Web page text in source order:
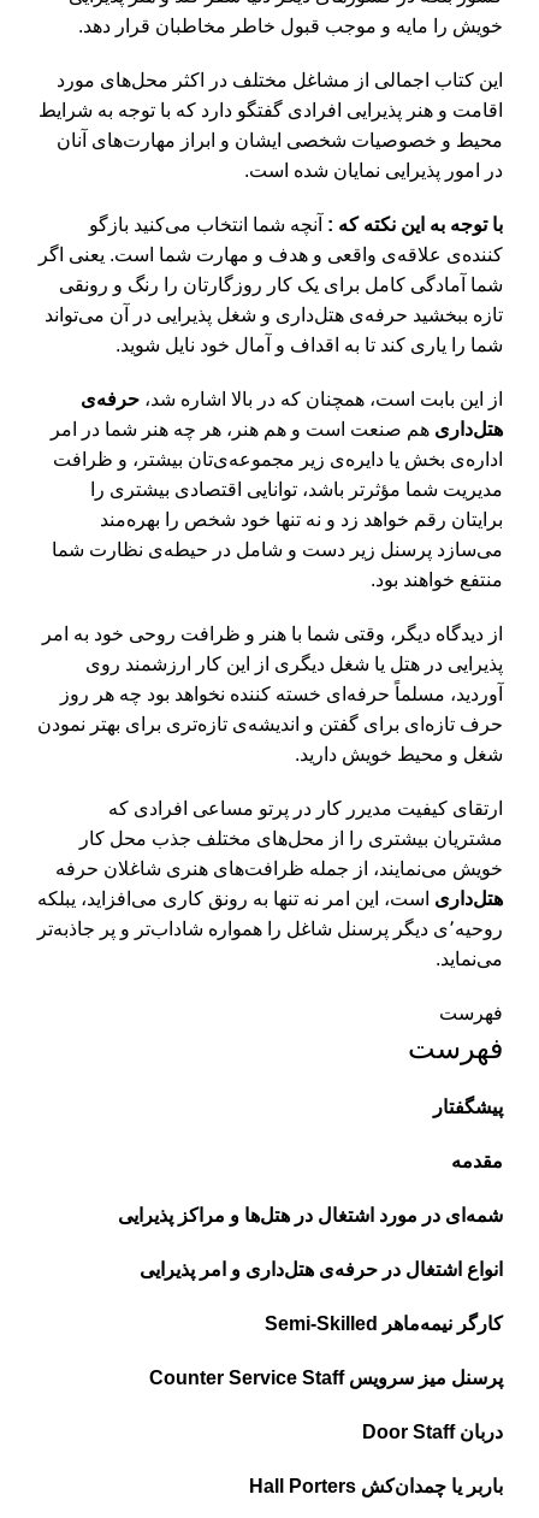
خویش را مایه و موجب قبول خاطر مخاطبان قرار دهد.
این کتاب اجمالی از مشاغل مختلف در اکثر محل‌های مورد
اقامت و هنر پذیرایی افرادی گفتگو دارد که با توجه به شرایط
محیط و خصوصیات شخصی ایشان و ابراز مهارت‌های آنان
در امور پذیرایی نمایان شده است.
با توجه به این نکته که : آنچه شما انتخاب می‌کنید بازگو
کننده‌ی علاقه‌ی واقعی و هدف و مهارت شما است. یعنی اگر
شما آمادگی کامل برای یک کار روزگارتان را رنگ و رونقی
تازه ببخشید حرفه‌ی هتل‌داری و شغل پذیرایی در آن می‌تواند
شما را یاری کند تا به اقداف و آمال خود نایل شوید.
از این بابت است، همچنان که در بالا اشاره شد، حرفه‌ی
هتل‌داری هم صنعت است و هم هنر، هر چه هنر شما در امر
اداره‌ی بخش یا دایره‌ی زیر مجموعه‌ی‌تان بیشتر، و ظرافت
مدیریت شما مؤثرتر باشد، توانایی اقتصادی بیشتری را
برایتان رقم خواهد زد و نه تنها خود شخص را بهره‌مند
می‌سازد پرسنل زیر دست و شامل در حیطه‌ی نظارت شما
منتفع خواهند بود.
از دیدگاه دیگر، وقتی شما با هنر و ظرافت روحی خود به امر
پذیرایی در هتل یا شغل دیگری از این کار ارزشمند روی
آوردید، مسلماً حرفه‌ای خسته کننده نخواهد بود چه هر روز
حرف تازه‌ای برای گفتن و اندیشه‌ی تازه‌تری برای بهتر نمودن
شغل و محیط خویش دارید.
ارتقای کیفیت مدیرر کار در پرتو مساعی افرادی که
مشتریان بیشتری را از محل‌های مختلف جذب محل کار
خویش می‌نمایند، از جمله ظرافت‌های هنری شاغلان حرفه
هتل‌داری است، این امر نه تنها به رونق کاری می‌افزاید، یبلکه
روحیه٬ی دیگر پرسنل شاغل را همواره شاداب‌تر و پر جاذبه‌تر
می‌نماید.
فهرست
فهرست
پیشگفتار
مقدمه
شمه‌ای در مورد اشتغال در هتل‌ها و مراکز پذیرایی
انواع اشتغال در حرفه‌ی هتل‌داری و امر پذیرایی
کارگر نیمه‌ماهر Semi-Skilled
پرسنل میز سرویس Counter Service Staff
دربان Door Staff
باربر یا چمدان‌کش Hall Porters